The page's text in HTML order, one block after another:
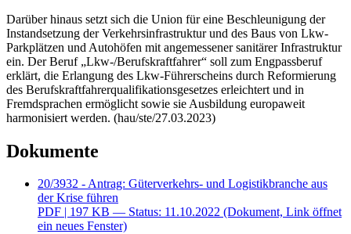
Darüber hinaus setzt sich die Union für eine Beschleunigung der
Instandsetzung der Verkehrsinfrastruktur und des Baus von Lkw-
Parkplätzen und Autohöfen mit angemessener sanitärer Infrastruktur
ein. Der Beruf „Lkw-/Berufskraftfahrer“ soll zum Engpassberuf
erklärt, die Erlangung des Lkw-Führerscheins durch Reformierung
des Berufskraftfahrerqualifikationsgesetzes erleichtert und in
Fremdsprachen ermöglicht sowie sie Ausbildung europaweit
harmonisiert werden. (hau/ste/27.03.2023)
Dokumente
20/3932 - Antrag: Güterverkehrs- und Logistikbranche aus
der Krise führen
PDF | 197 KB — Status: 11.10.2022 (Dokument, Link öffnet
ein neues Fenster)